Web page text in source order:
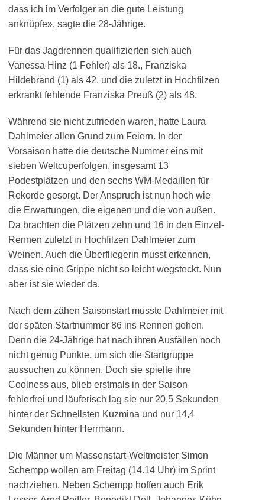
dass ich im Verfolger an die gute Leistung
anknüpfe», sagte die 28-Jährige.
Für das Jagdrennen qualifizierten sich auch
Vanessa Hinz (1 Fehler) als 18., Franziska
Hildebrand (1) als 42. und die zuletzt in Hochfilzen
erkrankt fehlende Franziska Preuß (2) als 48.
Während sie nicht zufrieden waren, hatte Laura
Dahlmeier allen Grund zum Feiern. In der
Vorsaison hatte die deutsche Nummer eins mit
sieben Weltcuperfolgen, insgesamt 13
Podestplätzen und den sechs WM-Medaillen für
Rekorde gesorgt. Der Anspruch ist nun hoch wie
die Erwartungen, die eigenen und die von außen.
Da brachten die Plätzen zehn und 16 in den Einzel-
Rennen zuletzt in Hochfilzen Dahlmeier zum
Weinen. Auch die Überfliegerin musst erkennen,
dass sie eine Grippe nicht so leicht wegsteckt. Nun
aber ist sie wieder da.
Nach dem zähen Saisonstart musste Dahlmeier mit
der späten Startnummer 86 ins Rennen gehen.
Denn die 24-Jährige hat nach ihren Ausfällen noch
nicht genug Punkte, um sich die Startgruppe
aussuchen zu können. Doch sie spielte ihre
Coolness aus, blieb erstmals in der Saison
fehlerfrei und läuferisch lag sie nur 20,5 Sekunden
hinter der Schnellsten Kuzmina und nur 14,4
Sekunden hinter Herrmann.
Die Männer um Massenstart-Weltmeister Simon
Schempp wollen am Freitag (14.14 Uhr) im Sprint
nachziehen. Neben Schempp hoffen auch Erik